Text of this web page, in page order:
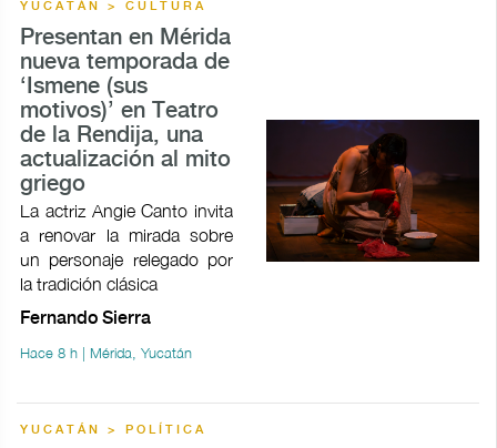
YUCATÁN > CULTURA
Presentan en Mérida
nueva temporada de
‘Ismene (sus
motivos)’ en Teatro
de la Rendija, una
actualización al mito
griego
La actriz Angie Canto invita
a renovar la mirada sobre
un personaje relegado por
la tradición clásica
Fernando Sierra
Hace 8 h | Mérida, Yucatán
YUCATÁN > POLÍTICA